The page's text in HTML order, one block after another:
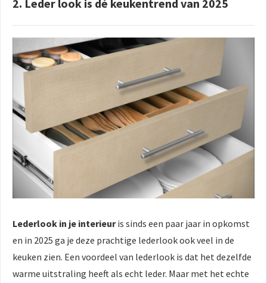
2. Leder look is dé keukentrend van 2025
Lederlook in je interieuris sinds een paar jaar in opkomst
en in 2025 ga je deze prachtige lederlook ook veel in de
keuken zien. Een voordeel van lederlook is dat het dezelfde
warme uitstraling heeft als echt leder. Maar met het echte